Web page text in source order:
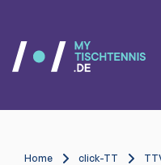
Home click-TT